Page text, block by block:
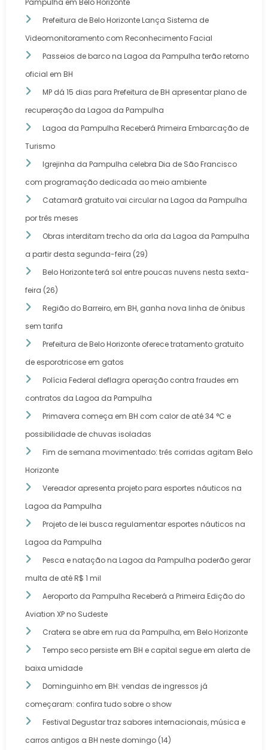
Pampulha em Belo Horizonte
Prefeitura de Belo Horizonte Lança Sistema de
Videomonitoramento com Reconhecimento Facial
Passeios de barco na Lagoa da Pampulha terão retorno
oficial em BH
MP dá 15 dias para Prefeitura de BH apresentar plano de
recuperação da Lagoa da Pampulha
Lagoa da Pampulha Receberá Primeira Embarcação de
Turismo
Igrejinha da Pampulha celebra Dia de São Francisco
com programação dedicada ao meio ambiente
Catamarã gratuito vai circular na Lagoa da Pampulha
por três meses
Obras interditam trecho da orla da Lagoa da Pampulha
a partir desta segunda-feira (29)
Belo Horizonte terá sol entre poucas nuvens nesta sexta-
feira (26)
Região do Barreiro, em BH, ganha nova linha de ônibus
sem tarifa
Prefeitura de Belo Horizonte oferece tratamento gratuito
de esporotricose em gatos
Polícia Federal deflagra operação contra fraudes em
contratos da Lagoa da Pampulha
Primavera começa em BH com calor de até 34 °C e
possibilidade de chuvas isoladas
Fim de semana movimentado: três corridas agitam Belo
Horizonte
Vereador apresenta projeto para esportes náuticos na
Lagoa da Pampulha
Projeto de lei busca regulamentar esportes náuticos na
Lagoa da Pampulha
Pesca e natação na Lagoa da Pampulha poderão gerar
multa de até R$ 1 mil
Aeroporto da Pampulha Receberá a Primeira Edição do
Aviation XP no Sudeste
Cratera se abre em rua da Pampulha, em Belo Horizonte
Tempo seco persiste em BH e capital segue em alerta de
baixa umidade
Dominguinho em BH: vendas de ingressos já
começaram: confira tudo sobre o show
Festival Degustar traz sabores internacionais, música e
carros antigos a BH neste domingo (14)